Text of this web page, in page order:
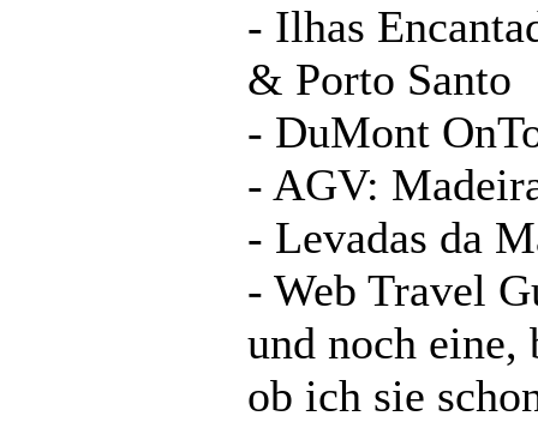
- Ilhas
& Porto Santo
- DuMont
- AGV:
- Levadas da
- Web Travel
und noch
ob ich sie